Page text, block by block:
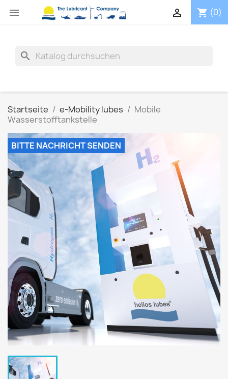
 shopping_cart (0)

search
Startseite e-Mobility lubes
Mobile
Wasserstofftankstelle
BITTE NACHRICHT SENDEN